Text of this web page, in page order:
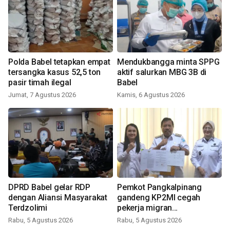
Polda Babel tetapkan empat
tersangka kasus 52,5 ton
pasir timah ilegal
Jumat, 7 Agustus 2026
Mendukbangga minta SPPG
aktif salurkan MBG 3B di
Babel
Kamis, 6 Agustus 2026
DPRD Babel gelar RDP
dengan Aliansi Masyarakat
Terdzolimi
Rabu, 5 Agustus 2026
Pemkot Pangkalpinang
gandeng KP2MI cegah
pekerja migran
nonprosedural
Rabu, 5 Agustus 2026